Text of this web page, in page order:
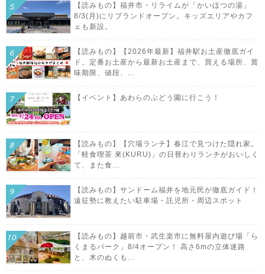
【読みもの】福井市・リライムが「かいほつの湯」
8/3(月)にリブランドオープン。キッズエリアやカフ
ェも新設。
【読みもの】【2026年最新】福井駅お土産徹底ガイ
ド。定番お土産から最新お土産まで、買える場所、賞
味期限、値段、...
【イベント】あわらのぶどう園に行こう！
【読みもの】【穴場ランチ】春江で見つけた隠れ家。
「軽食喫茶 來(KURU)」の日替わりランチがおいしく
て、また食...
【読みもの】サンドーム福井を地元民が徹底ガイド！
遠征勢に教えたい駐車場・託児所・周辺スポット
【読みもの】越前市・武生楽市に無料屋内遊び場「ら
くまるパーク」8/4オープン！ 高さ6mの立体迷路
と、木のぬくも...